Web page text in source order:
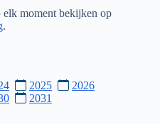
moment bekijken op
.
2025
2026
2031